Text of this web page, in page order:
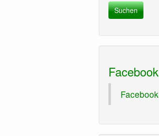
Facebook
Facebook